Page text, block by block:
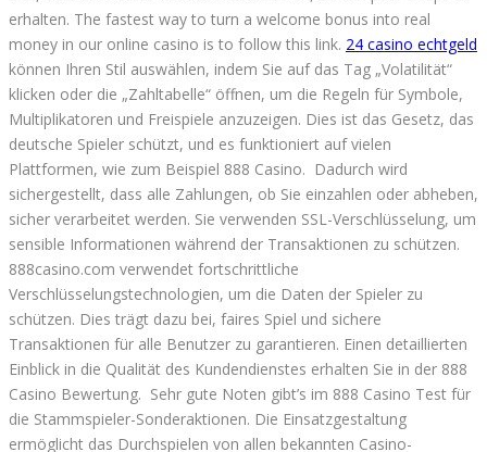
erhalten. The fastest way to turn a welcome bonus into real
money in our online casino is to follow this link. 24 casino echtgeld
können Ihren Stil auswählen, indem Sie auf das Tag „Volatilität“
klicken oder die „Zahltabelle“ öffnen, um die Regeln für Symbole,
Multiplikatoren und Freispiele anzuzeigen. Dies ist das Gesetz, das
deutsche Spieler schützt, und es funktioniert auf vielen
Plattformen, wie zum Beispiel 888 Casino. Dadurch wird
sichergestellt, dass alle Zahlungen, ob Sie einzahlen oder abheben,
sicher verarbeitet werden. Sie verwenden SSL-Verschlüsselung, um
sensible Informationen während der Transaktionen zu schützen.
888casino.com verwendet fortschrittliche
Verschlüsselungstechnologien, um die Daten der Spieler zu
schützen. Dies trägt dazu bei, faires Spiel und sichere
Transaktionen für alle Benutzer zu garantieren. Einen detaillierten
Einblick in die Qualität des Kundendienstes erhalten Sie in der 888
Casino Bewertung. Sehr gute Noten gibt’s im 888 Casino Test für
die Stammspieler-Sonderaktionen. Die Einsatzgestaltung
ermöglicht das Durchspielen von allen bekannten Casino-